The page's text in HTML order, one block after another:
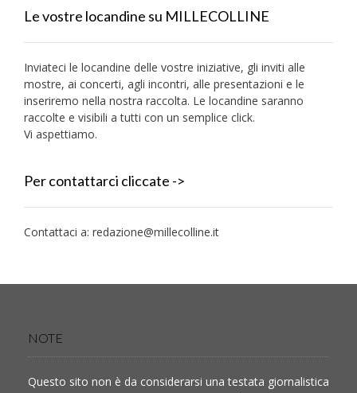
Le vostre locandine su MILLECOLLINE
Inviateci le locandine delle vostre iniziative, gli inviti alle
mostre, ai concerti, agli incontri, alle presentazioni e le
inseriremo nella nostra raccolta. Le locandine saranno
raccolte e visibili a tutti con un semplice click.
Vi aspettiamo.
Per contattarci cliccate ->
Contattaci a: redazione@millecolline.it
NOTE
Questo sito non è da considerarsi una testata giornalistica